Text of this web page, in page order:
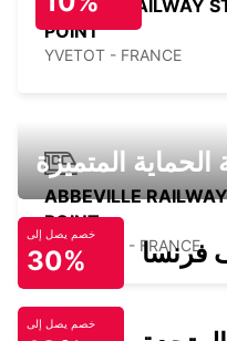
YVETOT RAILWAY
POINT
YVETOT - FRANCE
ABBEVILLE
POINT
ABBEVILLE - FRANCE
الحماية المتميزة
خصم يصل إلى
30% فرنسا
خصم يصل إلى